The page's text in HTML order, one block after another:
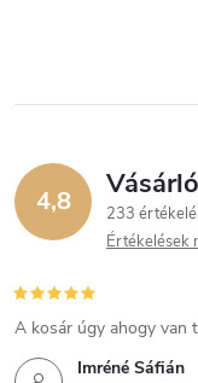
4,8
233
Értékelések
Imréné Sáfián
A kosár úgy ahogy van